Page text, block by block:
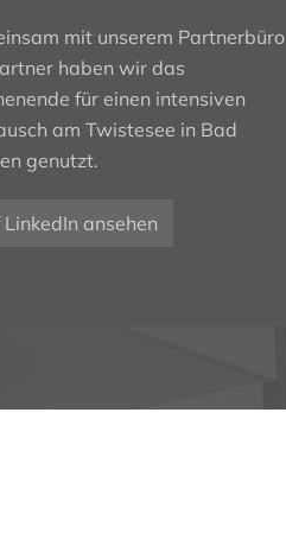
mit unserem Partnerbüro
haben wir das
für einen intensiven
am Twistesee in Bad
genutzt.
ansehen